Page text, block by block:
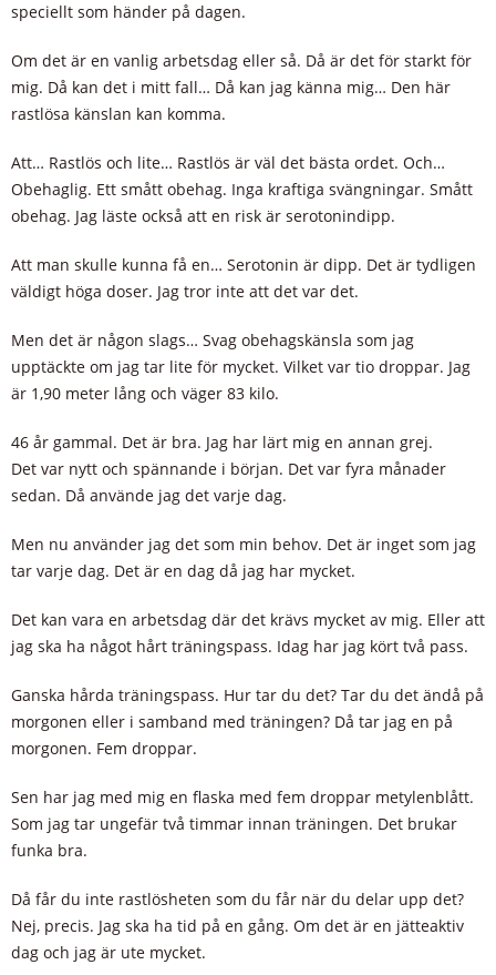
speciellt som händer på dagen.
Om det är en vanlig arbetsdag eller så. Då är det för starkt för
mig. Då kan det i mitt fall… Då kan jag känna mig… Den här
rastlösa känslan kan komma.
Att… Rastlös och lite… Rastlös är väl det bästa ordet. Och…
Obehaglig. Ett smått obehag. Inga kraftiga svängningar. Smått
obehag. Jag läste också att en risk är serotonindipp.
Att man skulle kunna få en… Serotonin är dipp. Det är tydligen
väldigt höga doser. Jag tror inte att det var det.
Men det är någon slags… Svag obehagskänsla som jag
upptäckte om jag tar lite för mycket. Vilket var tio droppar. Jag
är 1,90 meter lång och väger 83 kilo.
46 år gammal. Det är bra. Jag har lärt mig en annan grej.
Det var nytt och spännande i början. Det var fyra månader
sedan. Då använde jag det varje dag.
Men nu använder jag det som min behov. Det är inget som jag
tar varje dag. Det är en dag då jag har mycket.
Det kan vara en arbetsdag där det krävs mycket av mig. Eller att
jag ska ha något hårt träningspass. Idag har jag kört två pass.
Ganska hårda träningspass. Hur tar du det? Tar du det ändå på
morgonen eller i samband med träningen? Då tar jag en på
morgonen. Fem droppar.
Sen har jag med mig en flaska med fem droppar metylenblått.
Som jag tar ungefär två timmar innan träningen. Det brukar
funka bra.
Då får du inte rastlösheten som du får när du delar upp det?
Nej, precis. Jag ska ha tid på en gång. Om det är en jätteaktiv
dag och jag är ute mycket.